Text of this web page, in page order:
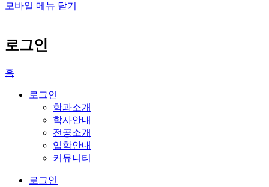
모바일 메뉴 닫기
로그인
홈
로그인
학과소개
학사안내
전공소개
입학안내
커뮤니티
로그인